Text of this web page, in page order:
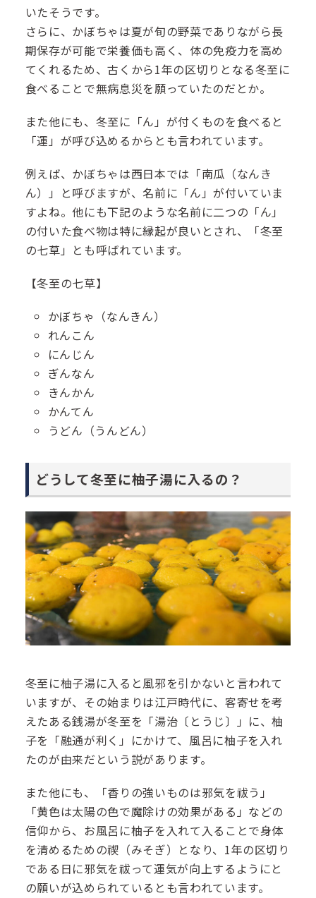
いたそうです。
さらに、かぼちゃは夏が旬の野菜でありながら長
期保存が可能で栄養価も高く、体の免疫力を高め
てくれるため、古くから1年の区切りとなる冬至に
食べることで無病息災を願っていたのだとか。
また他にも、冬至に「ん」が付くものを食べると
「運」が呼び込めるからとも言われています。
例えば、かぼちゃは西日本では「南瓜（なんき
ん）」と呼びますが、名前に「ん」が付いていま
すよね。他にも下記のような名前に二つの「ん」
の付いた食べ物は特に縁起が良いとされ、「冬至
の七草」とも呼ばれています。
【冬至の七草】
かぼちゃ（なんきん）
れんこん
にんじん
ぎんなん
きんかん
かんてん
うどん（うんどん）
どうして冬至に柚子湯に入るの？
冬至に柚子湯に入ると風邪を引かないと言われて
いますが、その始まりは江戸時代に、客寄せを考
えたある銭湯が冬至を「湯治〔とうじ〕」に、柚
子を「融通が利く」にかけて、風呂に柚子を入れ
たのが由来だという説があります。
また他にも、「香りの強いものは邪気を祓う」
「黄色は太陽の色で魔除けの効果がある」などの
信仰から、お風呂に柚子を入れて入ることで身体
を清めるための禊（みそぎ）となり、1年の区切り
である日に邪気を祓って運気が向上するようにと
の願いが込められているとも言われています。